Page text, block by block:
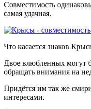
Совместимость
самая удачная.
Что касается знаков
Двое влюбленных могут
обращать внимания на
Придётся им так же
интересами.